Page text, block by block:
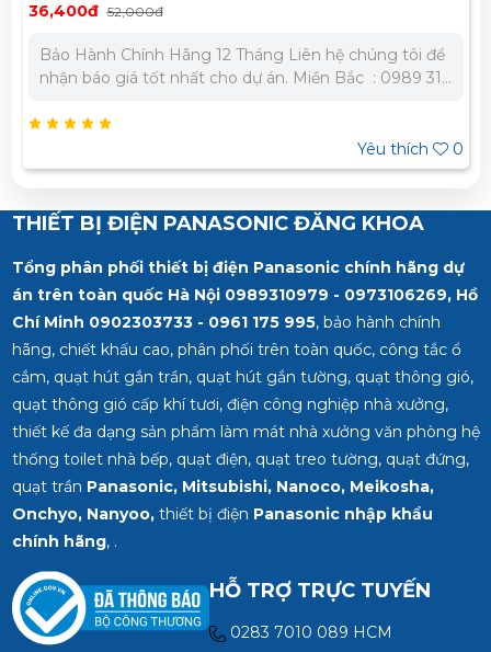
36,400đ 52,000đ
Bảo Hành Chính Hãng 12 Tháng Liên hệ chúng tôi để
nhận báo giá tốt nhất cho dự án. Miền Bắc : 0989 310
332 980
Yêu thích
0
THIẾT BỊ ĐIỆN PANASONIC ĐĂNG KHOA
Tổng phân phối thiết bị điện Panasonic chính hãng dự
án trên toàn quốc Hà Nội 0989310979 - 0973106269, Hồ
Chí Minh 0902303733 - 0961 175 995, bảo hành chính
hãng, chiết khấu cao, phân phối trên toàn quốc, công tắc ổ
cắm, quạt hút gắn trần, quạt hút gắn tường, quạt thông gió,
quạt thông gió cấp khí tươi, điện công nghiệp nhà xưởng,
thiết kế đa dạng sản phẩm làm mát nhà xưởng văn phòng hệ
thống toilet nhà bếp, quạt điện, quạt treo tường, quạt đứng,
quạt trần Panasonic, Mitsubishi, Nanoco, Meikosha,
Onchyo, Nanyoo,thiết bị điện Panasonic nhập khẩu
chính hãng, .
HỖ TRỢ TRỰC TUYẾN
0283 7010 089 HCM